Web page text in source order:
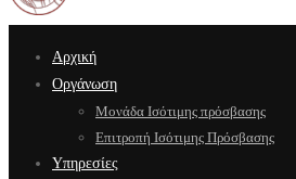
Αρχική
Οργάνωση
Μονάδα Ισότιμης πρόσβασης
Επιτροπή Ισότιμης Πρόσβασης
Υπηρεσίες